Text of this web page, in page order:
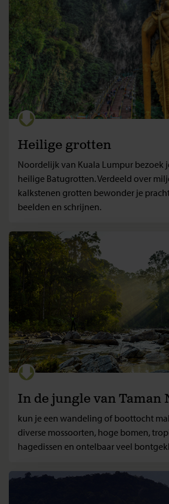
Heilige grotten
Noordelijk van Kuala Lumpur bezoek
heilige Batugrotten. Verdeeld over
kalkstenen grotten bewonder je
beelden en schrijnen.
In de jungle van Taman
kun je een wandeling of boottocht
diverse mossoorten, hoge bomen,
hagedissen en ontelbaar veel